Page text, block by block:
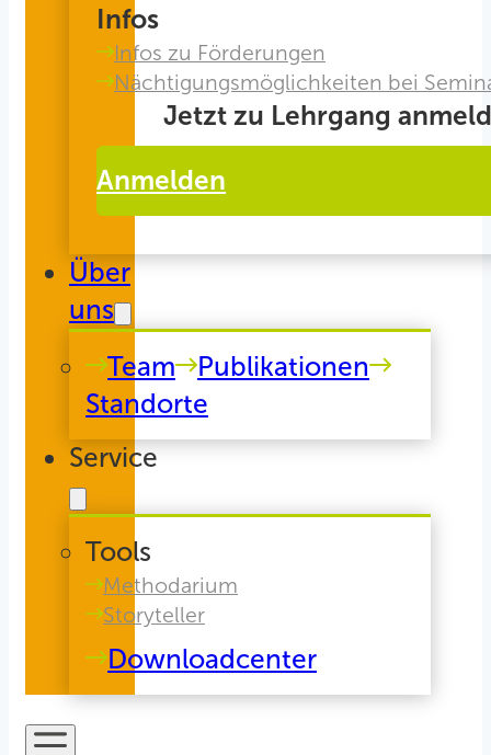
Infos
Infos zu Förderungen
Nächtigungsmöglichkeiten bei
Jetzt zu Lehrgang
Anmelden
Über
uns
Team
Publikationen
Standorte
Service
Tools
Methodarium
Storyteller
Downloadcenter